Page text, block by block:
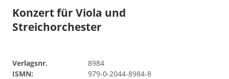
Konzert für Viola und
Streichorchester
Verlagsnr.
8984
ISMN:
979-0-2044-8984-8